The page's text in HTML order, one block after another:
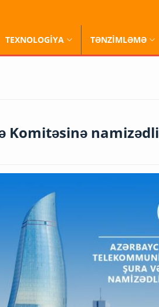
TEXNOLOGİYA TƏNZİMLƏMƏ
Komitəsinə